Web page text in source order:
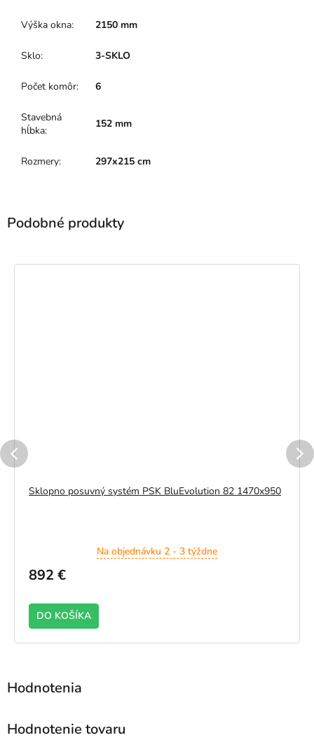
Výška okna: 2150 mm
Sklo: 3-SKLO
Počet komôr: 6
Stavebná
hĺbka:
152 mm
Rozmery: 297x215 cm
Sklopno posuvný systém PSK BluEvolution 82 1470x950
Na objednávku 2 - 3 týždne
892 €
DO KOŠÍKA
Hodnotenie tovaru